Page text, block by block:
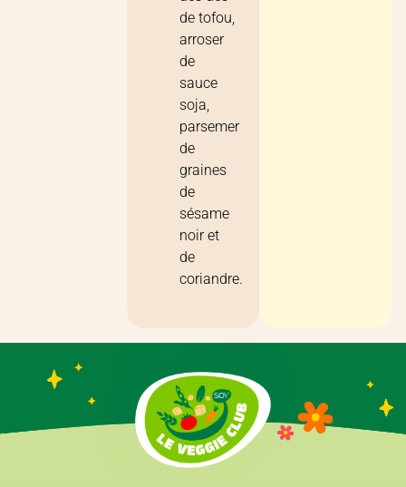
de tofou,
arroser
de
sauce
soja,
parsemer
de
graines
de
sésame
noir et
de
coriandre.